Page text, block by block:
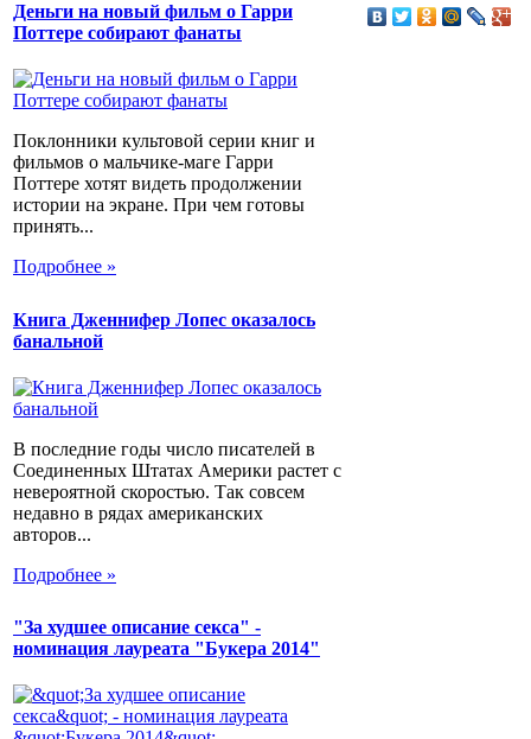
Деньги на новый фильм о Гарри
Поттере собирают фанаты
Поклонники культовой серии книг и
фильмов о мальчике-маге Гарри
Поттере хотят видеть продолжении
истории на экране. При чем готовы
принять...
Подробнее »
Книга Дженнифер Лопес оказалось
банальной
В последние годы число писателей в
Соединенных Штатах Америки растет с
невероятной скоростью. Так совсем
недавно в рядах американских
авторов...
Подробнее »
"За худшее описание секса" -
номинация лауреата "Букера 2014"